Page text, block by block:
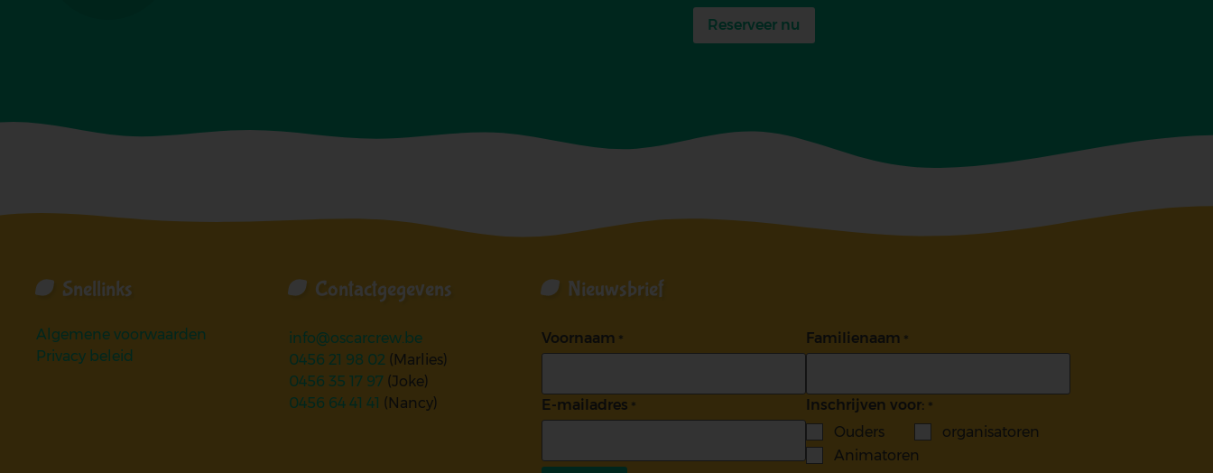
Reserveer nu
Snellinks
Algemene voorwaarden
Privacy beleid
Contactgegevens
info@oscarcrew.be
0456 21 98 02 (Marlies)
0456 35 17 97 (Joke)
0456 64 41 41 (Nancy)
Nieuwsbrief
Voornaam Familienaam
E-mailadres
Inschrijven voor:
Ouders
organisatoren
Animatoren